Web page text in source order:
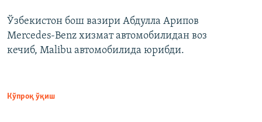
Ўзбекистон бош вазири Абдулла Арипов
Mercedes-Benz хизмат автомобилидан воз
кечиб, Malibu автомобилида юрибди.
Кўпроқ ўқиш